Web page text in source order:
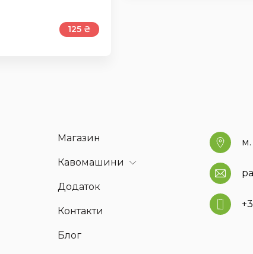
125 ₴
Магазин
Кавомашини
Додаток
Контакти
Блог